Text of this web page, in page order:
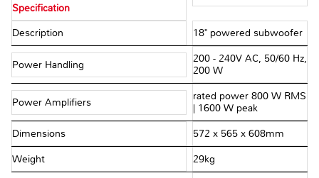
Specification
Description 18" powered subwoofer
Power Handling
200 - 240V AC, 50/60 Hz,
200 W
Power Amplifiers
rated power 800 W RMS
| 1600 W peak
Dimensions 572 x 565 x 608mm
Weight 29kg